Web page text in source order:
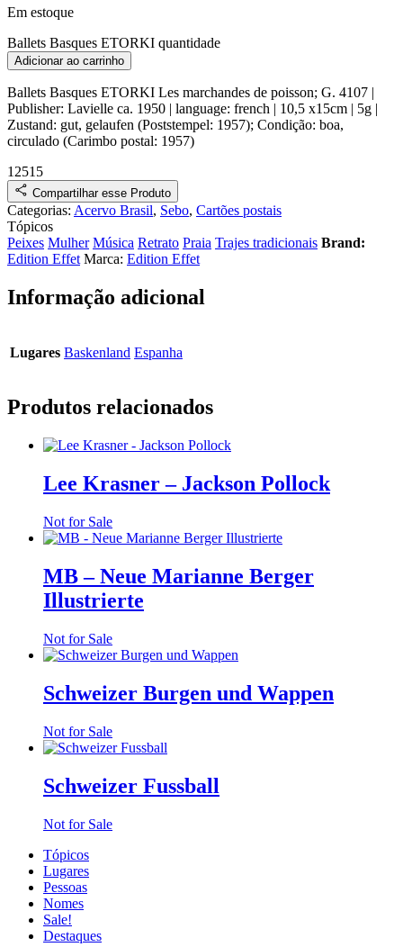
Em estoque
Ballets Basques ETORKI quantidade
Adicionar ao carrinho
Ballets Basques ETORKI Les marchandes de poisson; G. 4107 |
Publisher: Lavielle ca. 1950 | language: french | 10,5 x15cm | 5g |
Zustand: gut, gelaufen (Poststempel: 1957); Condição: boa,
circulado (Carimbo postal: 1957)
12515
Compartilhar esse Produto
Categorias: Acervo Brasil, Sebo, Cartões postais
Tópicos
Peixes Mulher Música Retrato Praia Trajes tradicionais Brand:
Edition Effet Marca: Edition Effet
Informação adicional
Lugares Baskenland Espanha
Produtos relacionados
Lee Krasner – Jackson Pollock
Not for Sale
MB – Neue Marianne Berger
Illustrierte
Not for Sale
Schweizer Burgen und Wappen
Not for Sale
Schweizer Fussball
Not for Sale
Tópicos
Lugares
Pessoas
Nomes
Sale!
Destaques